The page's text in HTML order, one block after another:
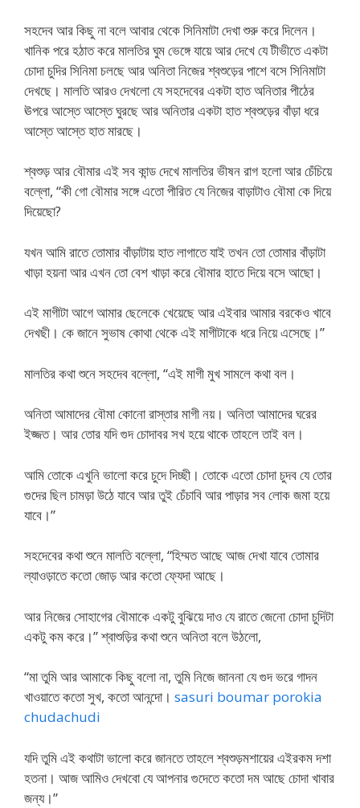
সহদেব আর কিছু না বলে আবার থেকে সিনিমাটা দেখা শুরু করে দিলেন।
খানিক পরে হঠাত করে মালতির ঘুম ভেঙ্গে যায়ে আর দেখে যে টীভীতে একটা
চোদা চুদির সিনিমা চলছে আর অনিতা নিজের শ্বশুড়ের পাশে বসে সিনিমাটা
দেখছে। মালতি আরও দেখলো যে সহদেবের একটা হাত অনিতার পীঠের
ঊপরে আস্তে আস্তে ঘুরছে আর অনিতার একটা হাত শ্বশুড়ের বাঁড়া ধরে
আস্তে আস্তে হাত মারছে।
শ্বশুড় আর বৌমার এই সব কান্ড দেখে মালতির ভীষন রাগ হলো আর চেঁচিয়ে
বল্লো, “কী গো বৌমার সঙ্গে এতো পীরিত যে নিজের বাড়াটাও বৌমা কে দিয়ে
দিয়েছো?
যখন আমি রাতে তোমার বাঁড়াটায় হাত লাগাতে যাই তখন তো তোমার বাঁড়াটা
খাড়া হয়না আর এখন তো বেশ খাড়া করে বৌমার হাতে দিয়ে বসে আছো।
এই মাগীটা আগে আমার ছেলেকে খেয়েছে আর এইবার আমার বরকেও খাবে
দেখছী। কে জানে সুভাষ কোথা থেকে এই মাগীটাকে ধরে নিয়ে এসেছে।”
মালতির কথা শুনে সহদেব বল্লো, “এই মাগী মুখ সামলে কথা বল।
অনিতা আমাদের বৌমা কোনো রাস্তার মাগী নয়। অনিতা আমাদের ঘরের
ইজ্জত। আর তোর যদি গুদ চোদাবর সখ হয়ে থাকে তাহলে তাই বল।
আমি তোকে এখুনি ভালো করে চুদে দিচ্ছী। তোকে এতো চোদা চুদব যে তোর
গুদের ছিল চামড়া উঠে যাবে আর তুই চেঁচাবি আর পাড়ার সব লোক জমা হয়ে
যাবে।”
সহদেবের কথা শুনে মালতি বল্লো, “হিম্মত আছে আজ দেখা যাবে তোমার
ল্যাওড়াতে কতো জোড় আর কতো ফ্যেদা আছে।
আর নিজের সোহাগের বৌমাকে একটু বুঝিয়ে দাও যে রাতে জেনো চোদা চুদিটা
একটু কম করে।” শ্বাশুড়ির কথা শুনে অনিতা বলে উঠলো,
“মা তুমি আর আমাকে কিছু বলো না, তুমি নিজে জাননা যে গুদ ভরে গাদন
খাওয়াতে কতো সুখ, কতো আনন্দো। sasuri boumar porokia
chudachudi
যদি তুমি এই কথাটা ভালো করে জানতে তাহলে শ্বশুড়মশায়ের এইরকম দশা
হতনা। আজ আমিও দেখবো যে আপনার গুদেতে কতো দম আছে চোদা খাবার
জন্য।”